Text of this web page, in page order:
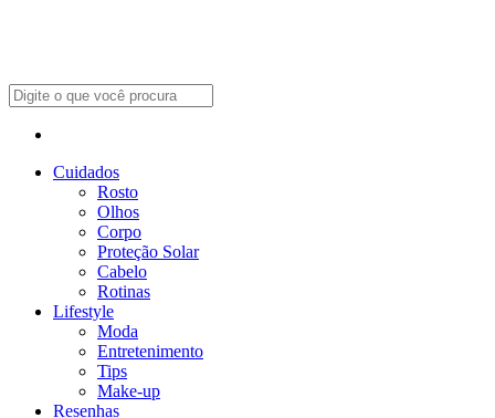
Cuidados
Rosto
Olhos
Corpo
Proteção Solar
Cabelo
Rotinas
Lifestyle
Moda
Entretenimento
Tips
Make-up
Resenhas